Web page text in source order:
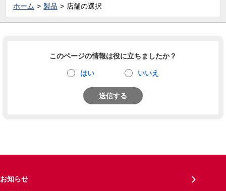
ホーム 製品 店舗の選択
このページの情報は役に立ちましたか？
はい いいえ
送信する
お知らせ